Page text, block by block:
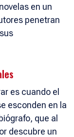
en un
penetran
es cuando el
esconden en la
que al
descubre un